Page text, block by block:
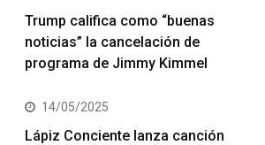
Trump califica como “buenas
noticias” la cancelación de
programa de Jimmy Kimmel
14/05/2025
Lápiz Conciente lanza canción